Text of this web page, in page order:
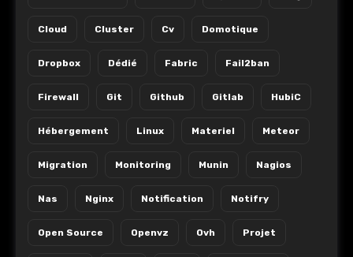
Cloud Cluster Cv Domotique
Dropbox Dédié Fabric Fail2ban
Firewall Git Github Gitlab HubiC
Hébergement Linux Materiel Meteor
Migration Monitoring Munin Nagios
Nas Nginx Notification Notifry
Open Source Openvz Ovh Projet